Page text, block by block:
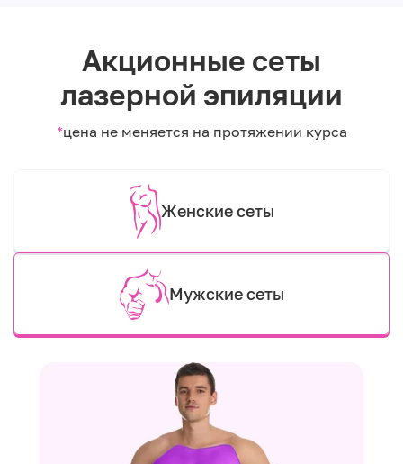
Акционные сеты
лазерной эпиляции
*цена не меняется на протяжении курса
Женские сеты
Мужские сеты